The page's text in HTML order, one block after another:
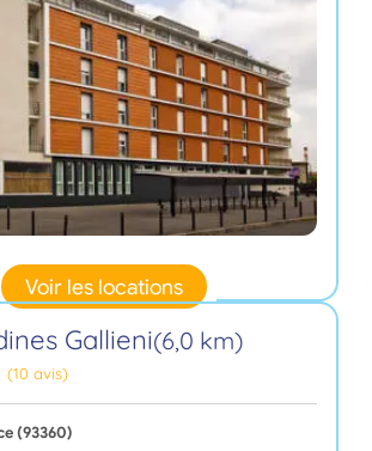
Voir les locations
Gallieni(6,0 km)
(10 avis)
(93360)